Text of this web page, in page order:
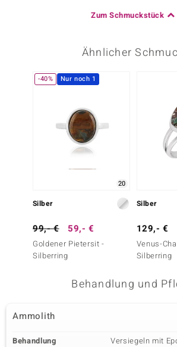
Zum Schmuckstück
Ähnlicher
-40% Nur noch 1
20
Silber
99,- € 59,- €
Goldener Pietersit -
Silberring
Silber
129,- €
Venus-
Silberring
Behandlung und
Ammolith
Behandlung Versiegeln mit